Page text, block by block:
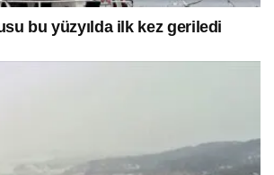
bu yüzyılda ilk kez geriledi